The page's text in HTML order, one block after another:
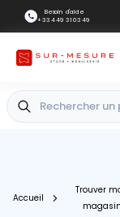
Besoin d'aide
+33 4 49 31 03 49
Accueil
Trouver
magasin